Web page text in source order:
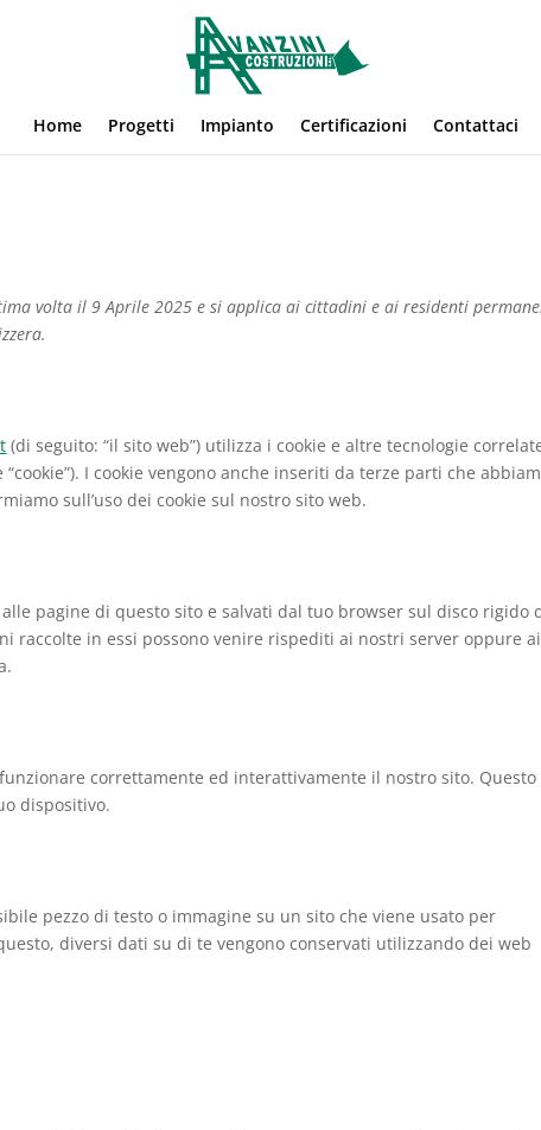
Home Progetti Impianto Certificazioni Contattaci
volta il 9 Aprile 2025 e si applica ai cittadini e ai residenti
(di seguito: “il sito web”) utilizza i cookie e altre tecnologie
I cookie vengono anche inseriti da terze parti che
sull’uso dei cookie sul nostro sito web.
pagine di questo sito e salvati dal tuo browser sul disco rigido
raccolte in essi possono venire rispediti ai nostri server oppure ai
correttamente ed interattivamente il nostro sito. Questo
dispositivo.
pezzo di testo o immagine su un sito che viene usato per
diversi dati su di te vengono conservati utilizzando dei web